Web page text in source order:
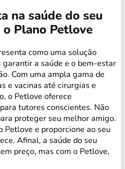
na saúde do seu
Plano Petlove
como uma solução
a saúde e o bem-estar
Com uma ampla gama de
e vacinas até cirurgias e
o Petlove oferece
tutores conscientes. Não
proteger seu melhor amigo.
Petlove e proporcione ao seu
Afinal, a saúde do seu
preço, mas com o Petlove,